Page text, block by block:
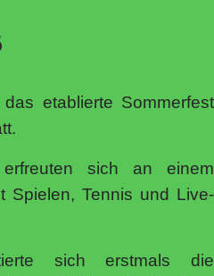
etablierte Sommerfest
sich an einem
Spielen, Tennis und Live-
sich erstmals die